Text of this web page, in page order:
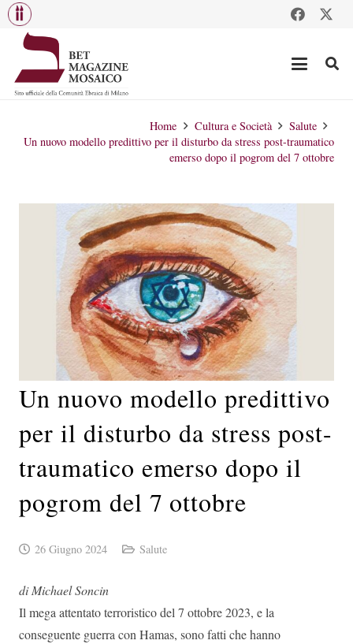
Home Cultura e Società
Salute
Un nuovo modello predittivo per il disturbo da stress post-traumatico
emerso dopo il pogrom del 7 ottobre
Un nuovo modello predittivo
per il disturbo da stress post-
traumatico emerso dopo il
pogrom del 7 ottobre
26 Giugno 2024 Salute
di Michael Soncin
Il mega attentato terroristico del 7 ottobre 2023, e la
conseguente guerra con Hamas, sono fatti che hanno